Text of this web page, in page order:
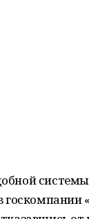
госкомпании